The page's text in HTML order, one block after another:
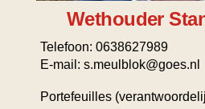
Wethouder
Telefoon: 0638627989
E-mail: s.meulblok@goes.nl
Portefeuilles